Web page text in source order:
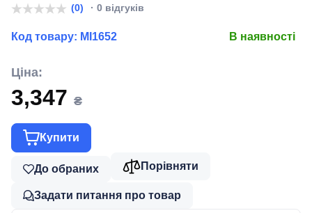
(0) · 0 відгуків
Код товару: MI1652 В наявності
Ціна:
3,347 ₴
Купити
До обраних Порівняти
Задати питання про товар